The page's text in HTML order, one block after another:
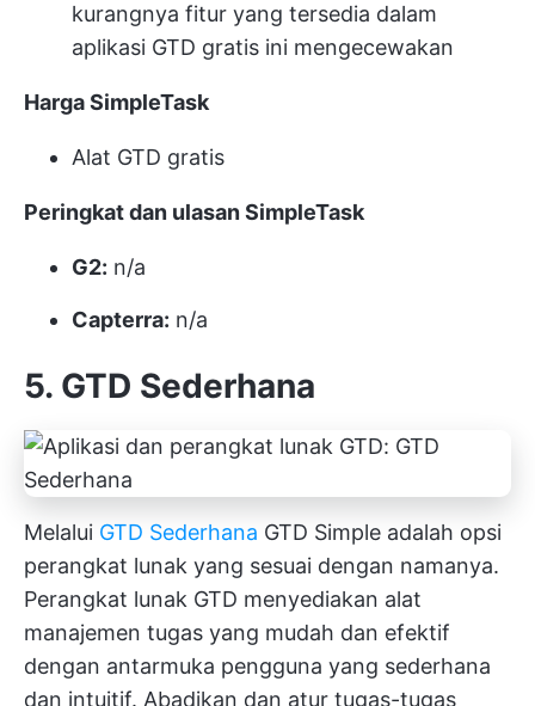
kurangnya fitur yang tersedia dalam
aplikasi GTD gratis ini mengecewakan
Harga SimpleTask
Alat GTD gratis
Peringkat dan ulasan SimpleTask
G2: n/a
Capterra: n/a
5. GTD Sederhana
Melalui GTD Sederhana GTD Simple adalah opsi
perangkat lunak yang sesuai dengan namanya.
Perangkat lunak GTD menyediakan alat
manajemen tugas yang mudah dan efektif
dengan antarmuka pengguna yang sederhana
dan intuitif. Abadikan dan atur tugas-tugas